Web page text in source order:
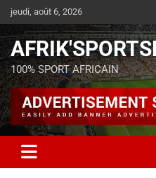
jeudi, août 6, 2026
100% SPORT AFRICAIN